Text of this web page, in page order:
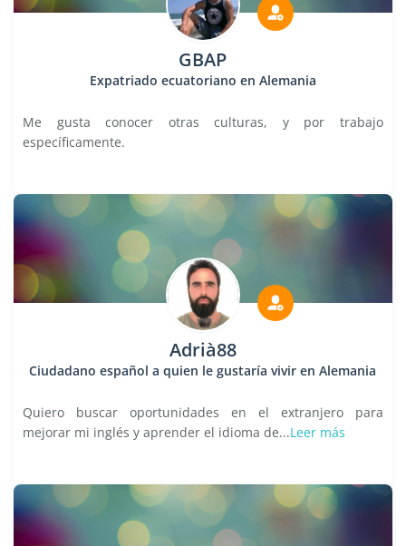
GBAP
Expatriado ecuatoriano en Alemania
Me gusta conocer otras culturas, y por trabajo
específicamente.
Adrià88
Ciudadano español a quien le gustaría vivir en Alemania
Quiero buscar oportunidades en el extranjero para
mejorar mi inglés y aprender el idioma de...Leer más